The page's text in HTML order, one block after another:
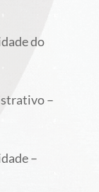
do
–
–